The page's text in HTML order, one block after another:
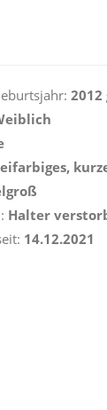
2012
Halter
14.12.2021